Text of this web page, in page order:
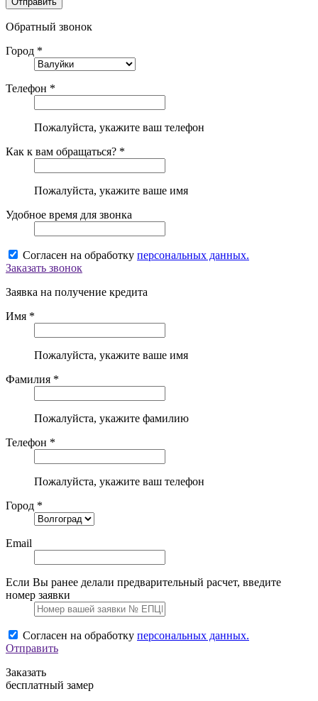
Обратный звонок
Город *
Телефон *
Пожалуйста, укажите ваш телефон
Как к вам обращаться? *
Пожалуйста, укажите ваше имя
Удобное время для звонка
Согласен на обработку персональных данных.
Заказать звонок
Заявка на получение кредита
Имя *
Пожалуйста, укажите ваше имя
Фамилия *
Пожалуйста, укажите фамилию
Телефон *
Пожалуйста, укажите ваш телефон
Город *
Email
Если Вы ранее делали предварительный расчет, введите
номер заявки
Согласен на обработку персональных данных.
Отправить
Заказать
бесплатный замер